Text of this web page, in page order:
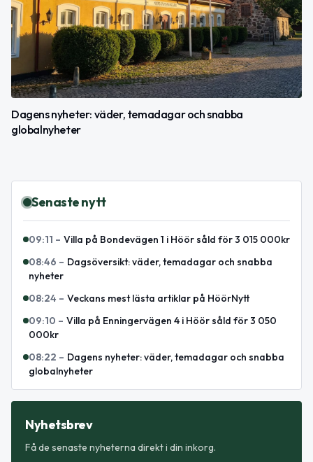
Dagens nyheter: väder, temadagar och snabba
globalnyheter
Senaste nytt
09:11 – Villa på Bondevägen 1 i Höör såld för 3 015 000kr
08:46 – Dagsöversikt: väder, temadagar och snabba
nyheter
08:24 – Veckans mest lästa artiklar på HöörNytt
09:10 – Villa på Enningervägen 4 i Höör såld för 3 050
000kr
08:22 – Dagens nyheter: väder, temadagar och snabba
globalnyheter
Nyhetsbrev
Få de senaste nyheterna direkt i din inkorg.